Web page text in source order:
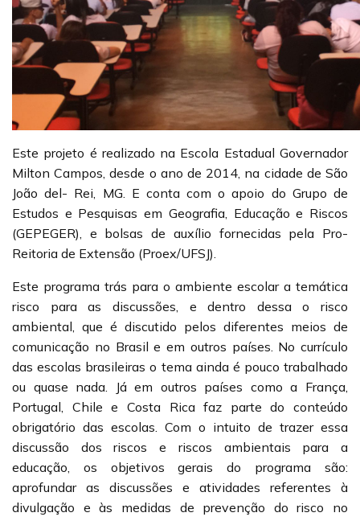
Este projeto é realizado na Escola Estadual Governador
Milton Campos, desde o ano de 2014, na cidade de São
João del- Rei, MG. E conta com o apoio do Grupo de
Estudos e Pesquisas em Geografia, Educação e Riscos
(GEPEGER), e bolsas de auxílio fornecidas pela Pro-
Reitoria de Extensão (Proex/UFSJ).
Este programa trás para o ambiente escolar a temática
risco para as discussões, e dentro dessa o risco
ambiental, que é discutido pelos diferentes meios de
comunicação no Brasil e em outros países. No currículo
das escolas brasileiras o tema ainda é pouco trabalhado
ou quase nada. Já em outros países como a França,
Portugal, Chile e Costa Rica faz parte do conteúdo
obrigatório das escolas. Com o intuito de trazer essa
discussão dos riscos e riscos ambientais para a
educação, os objetivos gerais do programa são:
aprofundar as discussões e atividades referentes à
divulgação e às medidas de prevenção do risco no